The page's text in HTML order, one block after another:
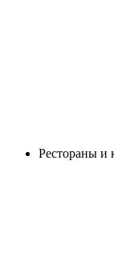
Рестораны и